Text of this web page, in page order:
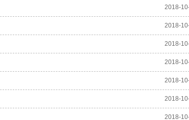
2018-
2018-
2018-
2018-
2018-
2018-
2018-